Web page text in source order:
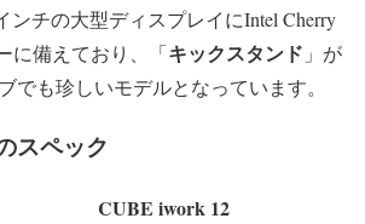
ンチの大型ディスプレイにIntel Cherry
に備えており、「キックスタンド 」が
でも珍しいモデルとなっています。
スペック
CUBE iwork 12